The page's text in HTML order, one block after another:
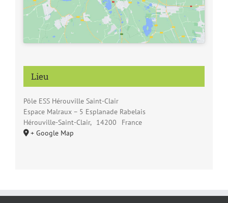
Lieu
Pôle ESS Hérouville Saint-Clair
Espace Malraux – 5 Esplanade Rabelais
Hérouville-Saint-Clair, 14200
France
+ Google Map